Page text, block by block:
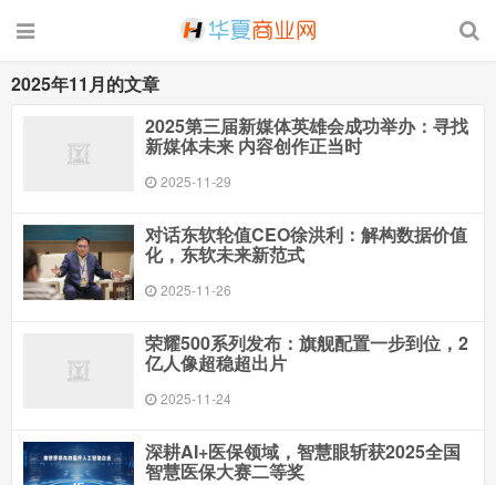
2025年11月的文章
2025第三届新媒体英雄会成功举办：寻找
新媒体未来 内容创作正当时
2025-11-29
对话东软轮值CEO徐洪利：解构数据价值
化，东软未来新范式
2025-11-26
荣耀500系列发布：旗舰配置一步到位，2
亿人像超稳超出片
2025-11-24
深耕AI+医保领域，智慧眼斩获2025全国
智慧医保大赛二等奖